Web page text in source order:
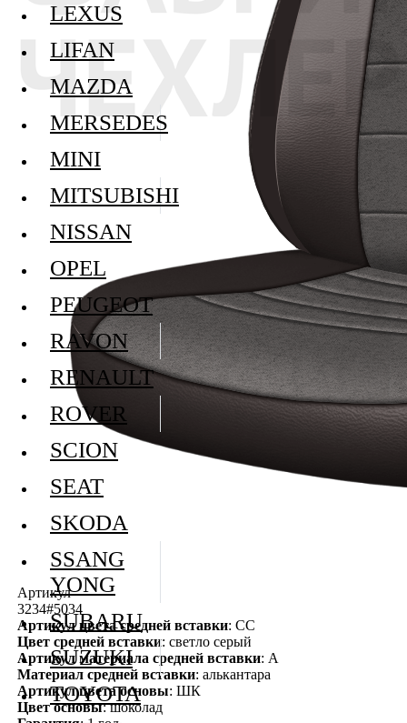
Артикул
3234#5034
Артикул цвета средней вставки: СС
Цвет средней вставки: светло серый
Артикул материала средней вставки: А
Материал средней вставки: алькантара
Артикул цвета основы: ШК
Цвет основы: шоколад
LEXUS
LIFAN
MAZDA
MERSEDES
MINI
MITSUBISHI
NISSAN
OPEL
PEUGEOT
RAVON
RENAULT
ROVER
SCION
SEAT
SKODA
SSANG
YONG
SUBARU
SUZUKI
TOYOTA